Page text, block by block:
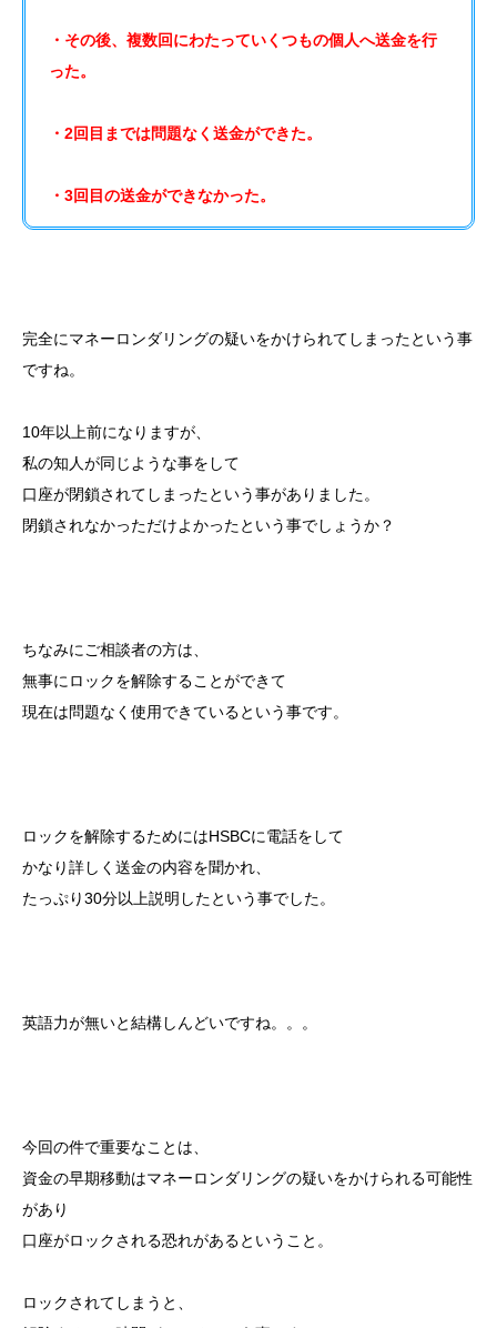
・その後、複数回にわたっていくつもの個人へ送金を行
った。
・2回目までは問題なく送金ができた。
・3回目の送金ができなかった。
完全にマネーロンダリングの疑いをかけられてしまったという事
ですね。
10年以上前になりますが、
私の知人が同じような事をして
口座が閉鎖されてしまったという事がありました。
閉鎖されなかっただけよかったという事でしょうか？
ちなみにご相談者の方は、
無事にロックを解除することができて
現在は問題なく使用できているという事です。
ロックを解除するためにはHSBCに電話をして
かなり詳しく送金の内容を聞かれ、
たっぷり30分以上説明したという事でした。
英語力が無いと結構しんどいですね。。。
今回の件で重要なことは、
資金の早期移動はマネーロンダリングの疑いをかけられる可能性
があり
口座がロックされる恐れがあるということ。
ロックされてしまうと、